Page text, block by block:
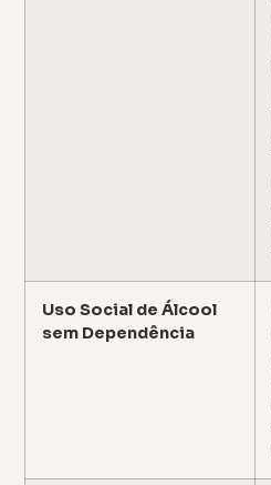
Uso Social de Álcool
sem Dependência